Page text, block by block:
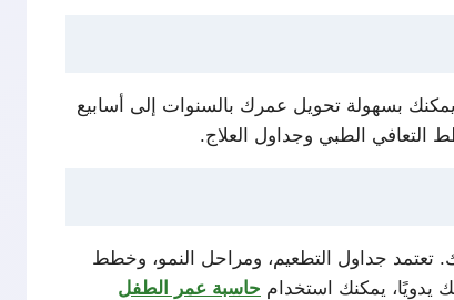
أمرًا مهمًا أيضًا. فبشكلٍ عام، يحتوي الشهر على حوالي 4.3 أسابيع، بينما يتكون العام من 12 شهرًا. يمكنك بسهولة تحويل عمرك بالسنوات إلى أسابيع
9 أشهر ويتابعون مراحل نموه بناءً على ذلك. تعتمد جداول التطعيم، ومراحل النمو، وخطط
حاسبة عمر الطفل